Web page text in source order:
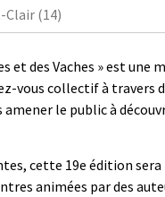
Clair (14)
et des Vaches » est
vous collectif à travers
le public à
cette 19e édition
animées par des